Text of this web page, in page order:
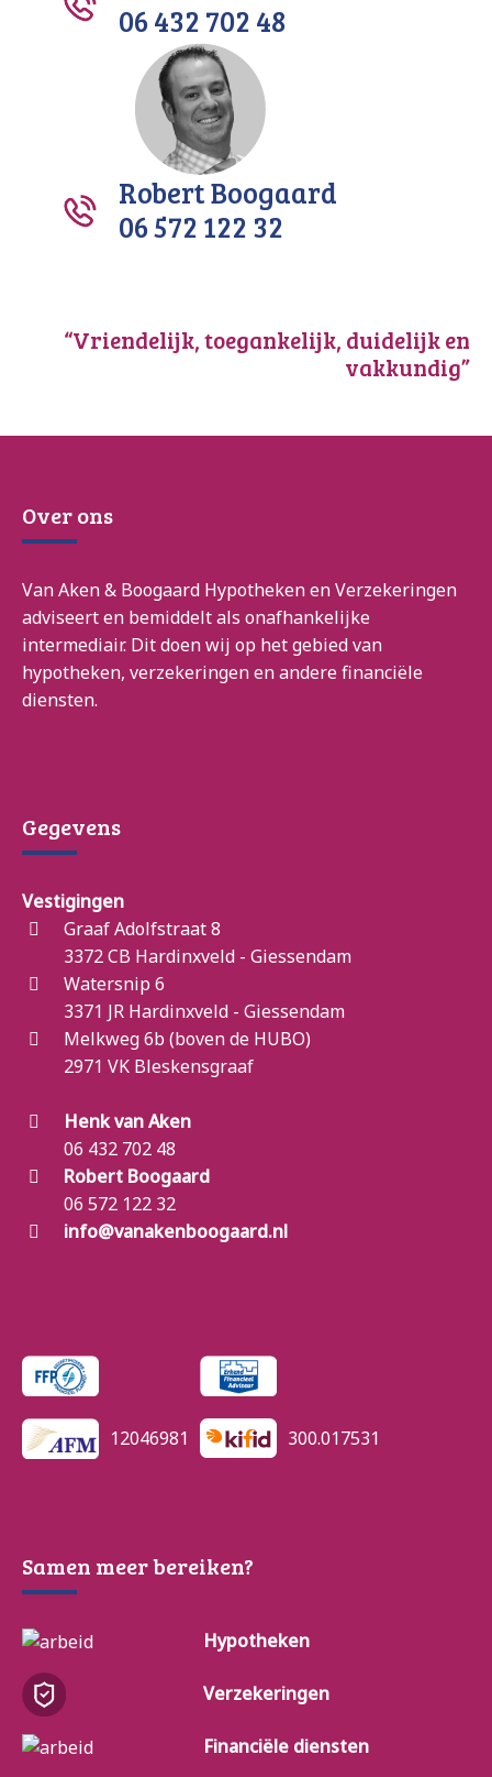
06 432 702 48
Robert Boogaard
06 572 122 32
“Vriendelijk, toegankelijk, duidelijk en
vakkundig”
Over ons
Van Aken & Boogaard Hypotheken en Verzekeringen
adviseert en bemiddelt als onafhankelijke
intermediair. Dit doen wij op het gebied van
hypotheken, verzekeringen en andere financiële
diensten.
Gegevens
Vestigingen
Graaf Adolfstraat 8
3372 CB Hardinxveld - Giessendam
Watersnip 6
3371 JR Hardinxveld - Giessendam
Melkweg 6b (boven de HUBO)
2971 VK Bleskensgraaf
Henk van Aken
06 432 702 48
Robert Boogaard
06 572 122 32
info@vanakenboogaard.nl
12046981 300.017531
Samen meer bereiken?
Hypotheken
Verzekeringen
Financiële diensten